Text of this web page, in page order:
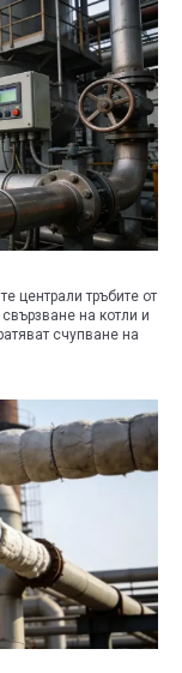
централи тръбите от
на котли и
счупване на